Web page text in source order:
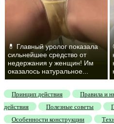
💊 Главный уролог показала
сильнейшее средство от
недержания у женщин! Им
оказалось натуральное...
Принцип действия Правила и
действия
Полезные советы
Особенности конструкции